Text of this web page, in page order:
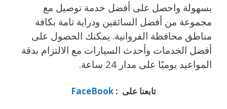
بسهولة واحصل على أفضل خدمة توصيل مع
مجموعة من أفضل السائقين ودراية تامة بكافة
مناطق محافظة الفروانية. يمكنك الحصول على
أفضل الخدمات وأحدث السيارات مع الالتزام بدقة
المواعيد يوميًا على مدار 24 ساعة.
تابعنا على : FaceBook